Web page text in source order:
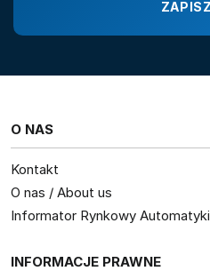
O NAS
Kontakt
O nas / About us
Informator Rynkowy Automatyki
INFORMACJE PRAWNE